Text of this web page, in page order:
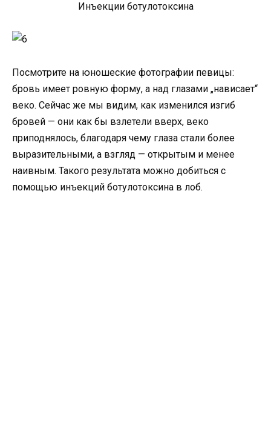
Инъекции ботулотоксина
Посмотрите на юношеские фотографии певицы:
бровь имеет ровную форму, а над глазами „нависает“
веко. Сейчас же мы видим, как изменился изгиб
бровей — они как бы взлетели вверх, веко
приподнялось, благодаря чему глаза стали более
выразительными, а взгляд — открытым и менее
наивным. Такого результата можно добиться с
помощью инъекций ботулотоксина в лоб.